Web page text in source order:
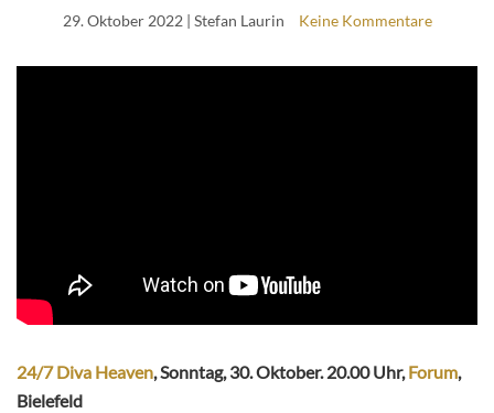
29. Oktober 2022| Stefan Laurin Keine Kommentare
24/7 Diva Heaven, Sonntag, 30. Oktober. 20.00 Uhr,Forum,
Bielefeld